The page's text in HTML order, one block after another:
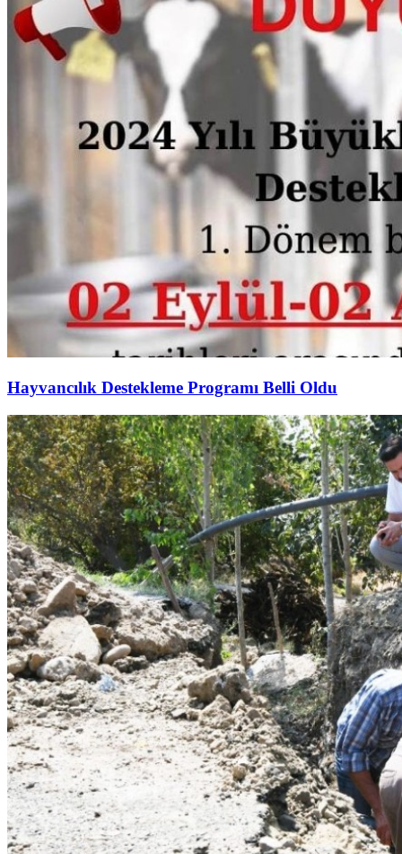
Hayvancılık Destekleme Programı Belli Oldu